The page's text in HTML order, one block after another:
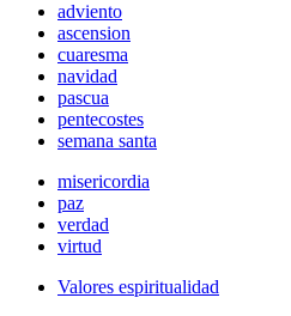
adviento
ascension
cuaresma
navidad
pascua
pentecostes
semana santa
misericordia
paz
verdad
virtud
Valores espiritualidad